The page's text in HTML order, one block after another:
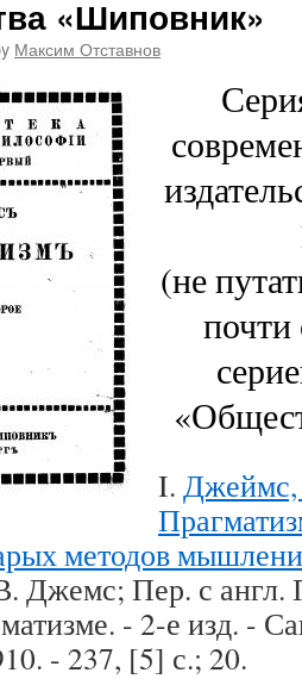
«Шиповник»
Максим Отставнов
(не
I. Джеймс,
методов
Джемс; Пер. с
- 2-е изд. -
- 237, [5] с.; 20.